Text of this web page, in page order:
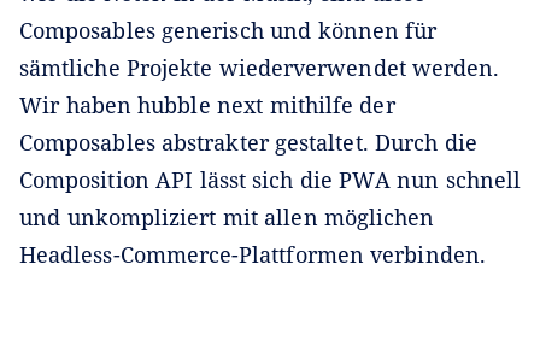
Composables generisch und können für
sämtliche Projekte wiederverwendet werden.
Wir haben hubble next mithilfe der
Composables abstrakter gestaltet. Durch die
Composition API lässt sich die PWA nun schnell
und unkompliziert mit allen möglichen
Headless-Commerce-Plattformen verbinden.